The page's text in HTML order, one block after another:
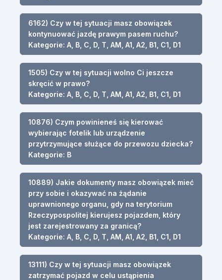
6162) Czy w tej sytuacji masz obowiązek
kontynuować jazdę prawym pasem ruchu?
Kategorie: A, B, C, D, T, AM, A1, A2, B1, C1, D1
1505) Czy w tej sytuacji wolno Ci jeszcze
skręcić w prawo?
Kategorie: A, B, C, D, T, AM, A1, A2, B1, C1, D1
10876) Czym powinieneś się kierować
wybierając fotelik lub urządzenie
przytrzymujące służące do przewozu dziecka?
Kategorie: B
10889) Jakie dokumenty masz obowiązek mieć
przy sobie i okazywać na żądanie
uprawnionego organu, gdy na terytorium
Rzeczypospolitej kierujesz pojazdem, który
jest zarejestrowany za granicą?
Kategorie: A, B, C, D, T, AM, A1, A2, B1, C1, D1
13111) Czy w tej sytuacji masz obowiązek
zatrzymać pojazd w celu ustąpienia